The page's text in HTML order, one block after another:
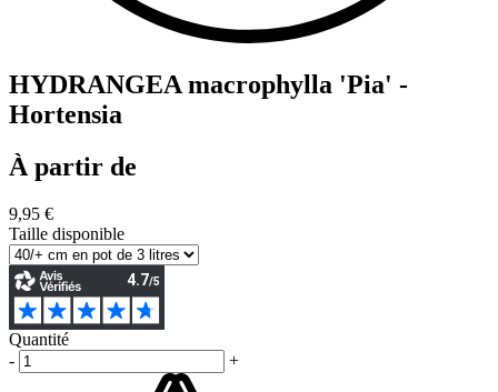
HYDRANGEA macrophylla 'Pia' -
Hortensia
À partir de
9,95 €
Taille disponible
Quantité
-
+